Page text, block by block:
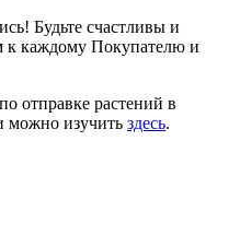
Будьте счастливы и
каждому Покупателю и
отправке растений в
можно изучить здесь.